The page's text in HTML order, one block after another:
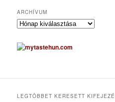
ARCHÍVUM
A
c
h
u
LEGTÖBBET KERESETT